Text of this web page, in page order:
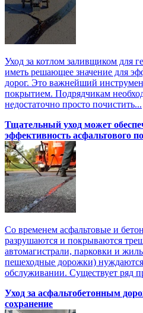
Уход за котлом заливщиком для
иметь решающее значение для
дорог. Это важнейший
покрытием. Подрядчикам
недостаточно просто почистить...
Тщательный уход может
эффективность асфальтового
Со временем асфальтовые и
разрушаются и покрываются
автомагистрали, парковки и
пешеходные дорожки)
обслуживании. Существует ряд
Уход за асфальтобетонным
сохранение